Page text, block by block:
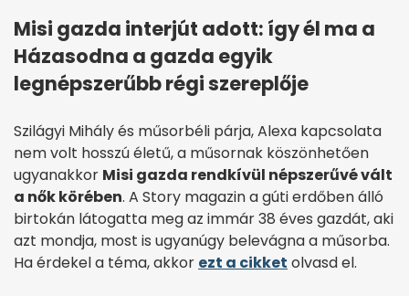
Misi gazda interjút adott: így él ma a
Házasodna a gazda egyik
legnépszerűbb régi szereplője
Szilágyi Mihály és műsorbéli párja, Alexa kapcsolata
nem volt hosszú életű, a műsornak köszönhetően
ugyanakkor Misi gazda rendkívül népszerűvé vált
a nők körében. A Story magazin a gúti erdőben álló
birtokán látogatta meg az immár 38 éves gazdát, aki
azt mondja, most is ugyanúgy belevágna a műsorba.
Ha érdekel a téma, akkor ezt a cikket olvasd el.